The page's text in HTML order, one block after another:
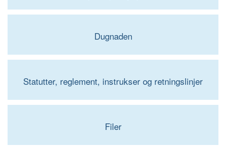
Dugnaden
Statutter, reglement, instrukser og retningslinjer
Filer